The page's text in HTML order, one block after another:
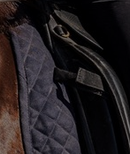
en
en hoe je les